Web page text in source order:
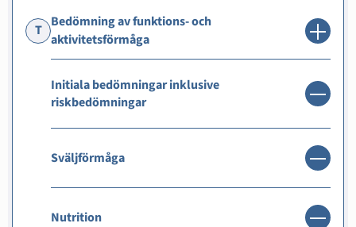
T
Bedömning av funktions- och
aktivitetsförmåga
Initiala bedömningar inklusive
riskbedömningar
Sväljförmåga
Nutrition